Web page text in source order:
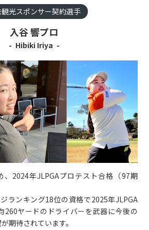
光スポンサー契約選手
入谷 響プロ
Hibiki Iriya
、2024年JLPGAプロテスト合格（97期
ランキング18位の資格で2025年JLPGA
260ヤードのドライバーを武器に今後の
期待されています。